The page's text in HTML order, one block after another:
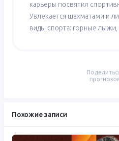
карьеры посвятил
Увлекается шахматами и
виды спорта: горные лыжи,
Похожие записи